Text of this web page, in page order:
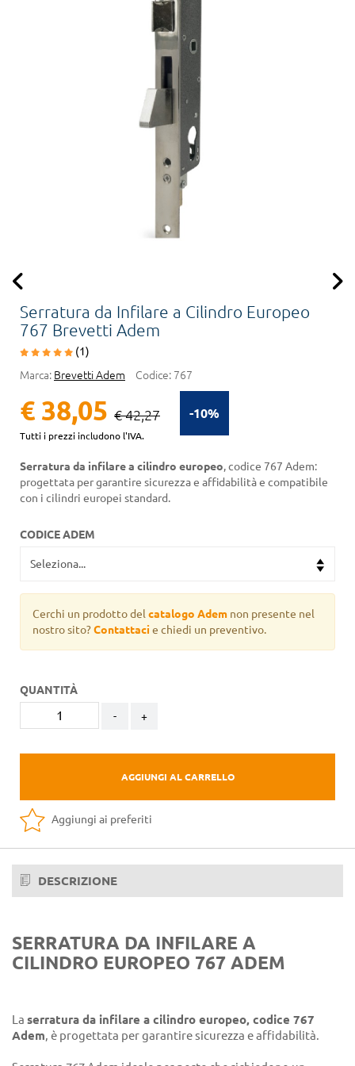
Serratura da Infilare a Cilindro Europeo
767 Brevetti Adem
(1)
Marca: Brevetti Adem Codice: 767
-10%
€ 38,05 € 42,27
Tutti i prezzi includono l'IVA.
Serratura da infilare a cilindro europeo, codice 767 Adem:
progettata per garantire sicurezza e affidabilità e compatibile
con i cilindri europei standard.
CODICE ADEM
Cerchi un prodotto del catalogo Adem non presente nel
nostro sito?Contattacie chiedi un preventivo.
QUANTITÀ
- +
AGGIUNGI AL CARRELLO
Aggiungi ai preferiti
DESCRIZIONE
SERRATURA DA INFILARE A
CILINDRO EUROPEO 767 ADEM
La serratura da infilare a cilindro europeo, codice 767
Adem, è progettata per garantire sicurezza e affidabilità.